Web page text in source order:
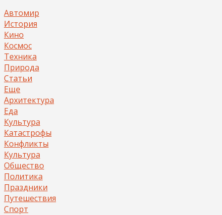
Автомир
История
Кино
Космос
Техника
Природа
Статьи
Еще
Архитектура
Еда
Культура
Катастрофы
Конфликты
Культура
Общество
Политика
Праздники
Путешествия
Спорт